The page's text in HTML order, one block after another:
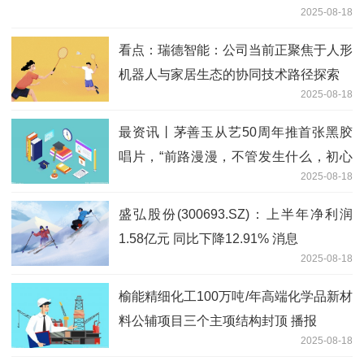
2025-08-18
看点：瑞德智能：公司当前正聚焦于人形
机器人与家居生态的协同技术路径探索
2025-08-18
最资讯丨茅善玉从艺50周年推首张黑胶
唱片，“前路漫漫，不管发生什么，初心
2025-08-18
盛弘股份(300693.SZ)：上半年净利润
1.58亿元 同比下降12.91% 消息
2025-08-18
榆能精细化工100万吨/年高端化学品新材
料公辅项目三个主项结构封顶 播报
2025-08-18